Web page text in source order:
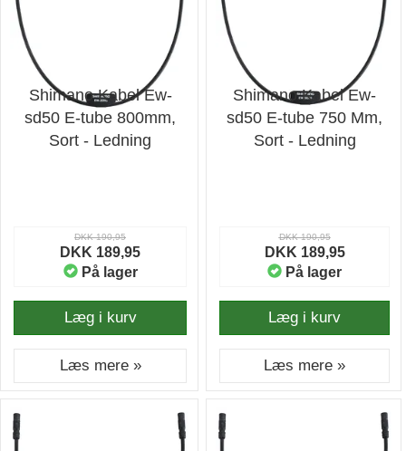
Shimano Kabel Ew-
sd50 E-tube 800mm,
Sort - Ledning
DKK 190,95
DKK 189,95
På lager
Læg i kurv
Læs mere »
Shimano Kabel Ew-
sd50 E-tube 750 Mm,
Sort - Ledning
DKK 190,95
DKK 189,95
På lager
Læg i kurv
Læs mere »